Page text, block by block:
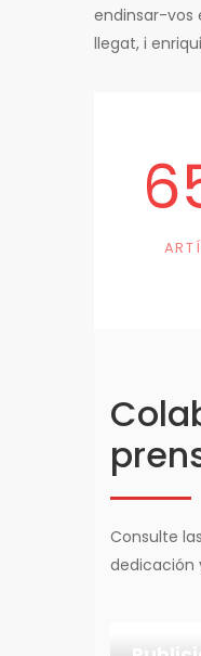
endinsar-vos
llegat, i
Consulte
dedicación